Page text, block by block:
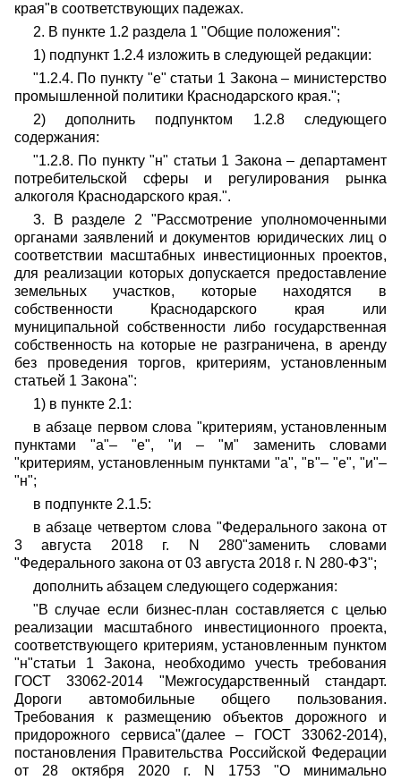
края"в соответствующих падежах.
2. В пункте 1.2 раздела 1 "Общие положения":
1) подпункт 1.2.4 изложить в следующей редакции:
"1.2.4. По пункту "е" статьи 1 Закона – министерство
промышленной политики Краснодарского края.";
2) дополнить подпунктом 1.2.8 следующего
содержания:
"1.2.8. По пункту "н" статьи 1 Закона – департамент
потребительской сферы и регулирования рынка
алкоголя Краснодарского края.".
3. В разделе 2 "Рассмотрение уполномоченными
органами заявлений и документов юридических лиц о
соответствии масштабных инвестиционных проектов,
для реализации которых допускается предоставление
земельных участков, которые находятся в
собственности Краснодарского края или
муниципальной собственности либо государственная
собственность на которые не разграничена, в аренду
без проведения торгов, критериям, установленным
статьей 1 Закона":
1) в пункте 2.1:
в абзаце первом слова "критериям, установленным
пунктами "а"– "е", "и – "м" заменить словами
"критериям, установленным пунктами "а", "в"– "е", "и"–
"н";
в подпункте 2.1.5:
в абзаце четвертом слова "Федерального закона от
3 августа 2018 г. N 280"заменить словами
"Федерального закона от 03 августа 2018 г. N 280-ФЗ";
дополнить абзацем следующего содержания:
"В случае если бизнес-план составляется с целью
реализации масштабного инвестиционного проекта,
соответствующего критериям, установленным пунктом
"н"статьи 1 Закона, необходимо учесть требования
ГОСТ 33062-2014 "Межгосударственный стандарт.
Дороги автомобильные общего пользования.
Требования к размещению объектов дорожного и
придорожного сервиса"(далее – ГОСТ 33062-2014),
постановления Правительства Российской Федерации
от 28 октября 2020 г. N 1753 "О минимально